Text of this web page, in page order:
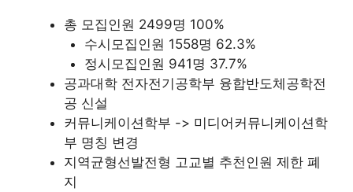
총 모집인원 2499명 100%
수시모집인원 1558명 62.3%
정시모집인원 941명 37.7%
공과대학 전자전기공학부 융합반도체공학전
공 신설
커뮤니케이션학부 -> 미디어커뮤니케이션학
부 명칭 변경
지역균형선발전형 고교별 추천인원 제한 폐
지